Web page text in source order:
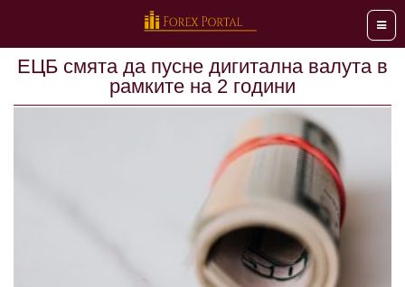
Меню
ЕЦБ смята да пусне дигитална валута в
рамките на 2 години